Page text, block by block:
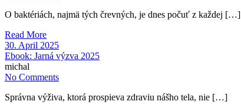
O baktériách, najmä tých črevných, je dnes počuť z každej […]
Read More
30. April 2025
Ebook: Jarná výzva 2025
michal
No Comments
Správna výživa, ktorá prospieva zdraviu nášho tela, nie […]